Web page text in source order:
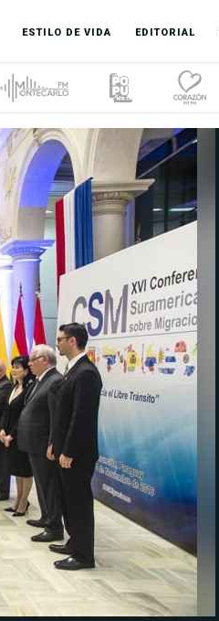
ESTILO DE VIDA EDITORIAL